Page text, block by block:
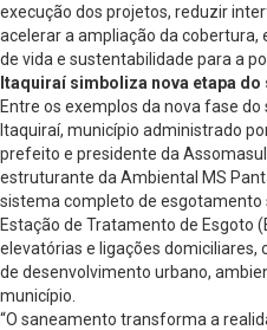
execução dos projetos, reduzir
acelerar a ampliação da cobertura,
de vida e sustentabilidade para a
Itaquiraí simboliza nova etapa
Entre os exemplos da nova fase
Itaquiraí, município administrado
prefeito e presidente da
estruturante da Ambiental MS
sistema completo de esgotamento
Estação de Tratamento de Esgoto
elevatórias e ligações domiciliares,
de desenvolvimento urbano,
município.
“O saneamento transforma a